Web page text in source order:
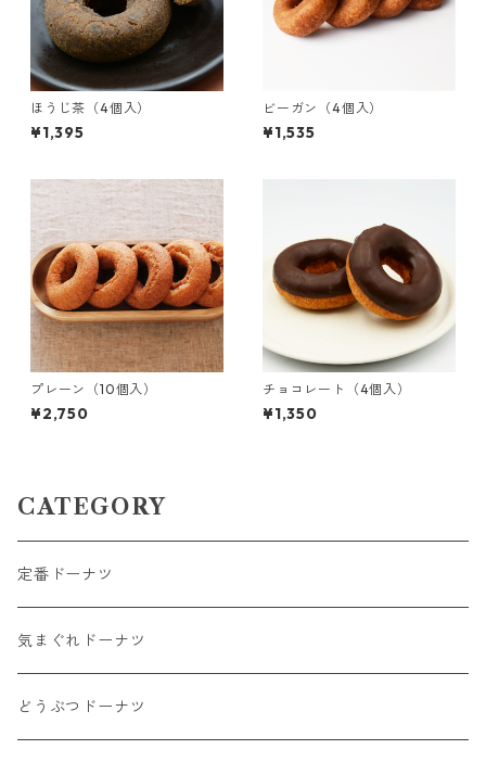
ほうじ茶（4個入）
¥1,395
ビーガン（4個入）
¥1,535
プレーン（10個入）
¥2,750
チョコレート（4個入）
¥1,350
CATEGORY
定番ドーナツ
気まぐれドーナツ
どうぶつドーナツ